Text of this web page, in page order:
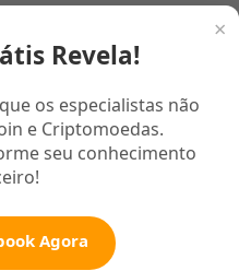
×
Revela!
os especialistas não
e Criptomoedas.
seu conhecimento
Agora